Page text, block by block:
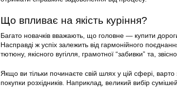
Що впливає на якість куріння?
Багато новачків вважають, що головне — купити
Насправді ж успіх залежить від гармонійного
тютюну, якісного вугілля, грамотної “забивки” та,
Якщо ви тільки починаєте свій шлях у цій сфері, варто
покупки розхідників. Наприклад, великий вибір